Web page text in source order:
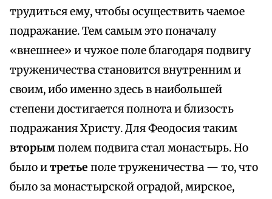
трудиться ему, чтобы осуществить чаемое
подражание. Тем самым это поначалу
«внешнее» и чужое поле благодаря подвигу
труженичества становится внутренним и
своим, ибо именно здесь в наибольшей
степени достигается полнота и близость
подражания Христу. Для Феодосия таким
вторымполем подвига стал монастырь. Но
было итретье поле труженичества — то, что
было за монастырской оградой, мирское,